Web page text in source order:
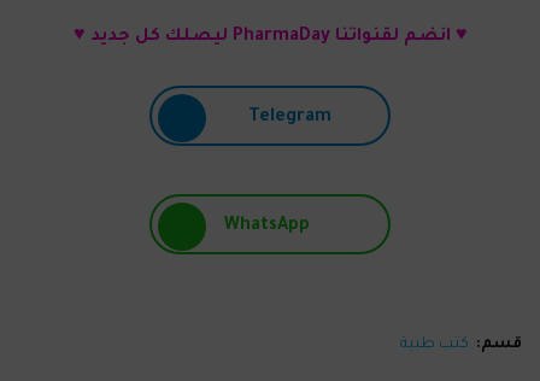
♥ انضم لقنواتنا PharmaDay ليصلك كل جديد ♥
Telegram
WhatsApp
قسم: كتب طبية